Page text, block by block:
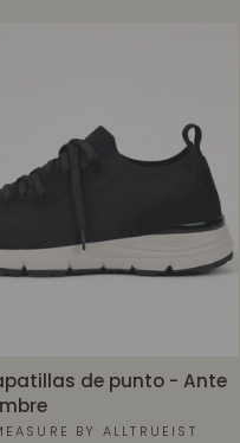
de punto - Ante
BY ALLTRUEIST